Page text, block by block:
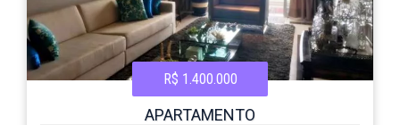
R$ 1.400.000
APARTAMENTO